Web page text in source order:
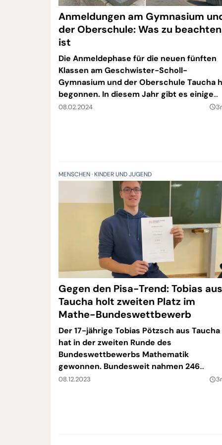
Anmeldungen am Gymnasium
der Oberschule: Was zu beachten
ist
Die Anmeldephase für die neuen fünften
Klassen am Geschwister-Scholl-
Gymnasium und der Oberschule Taucha
begonnen. In diesem Jahr gibt es einige
Neuerungen bei den
08.02.2024 query_builder
MENSCHEN KINDER UND JUGEND
Gegen den Pisa-Trend: Tobias aus
Taucha holt zweiten Platz im
Mathe-Bundeswettbewerb
Der 17-jährige Tobias Pötzsch aus Taucha
hat in der zweiten Runde des
Bundeswettbewerbs Mathematik
gewonnen. Bundesweit nahmen 246
Jugendliche, an dieser Runde teil. Tobias
08.12.2023 query_builder